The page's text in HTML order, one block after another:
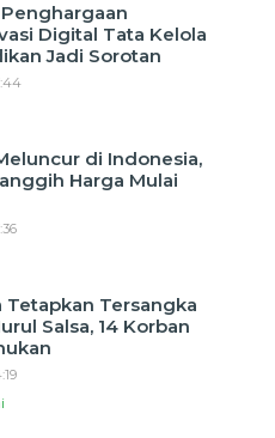
Digital Tata Kelola
Jadi Sorotan
di Indonesia,
Harga Mulai
Tetapkan Tersangka
Salsa, 14 Korban